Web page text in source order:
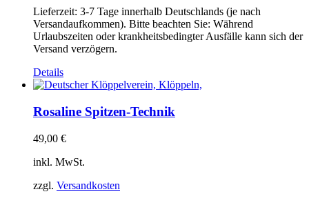
Lieferzeit: 3-7 Tage innerhalb Deutschlands (je nach
Versandaufkommen). Bitte beachten Sie: Während
Urlaubszeiten oder krankheitsbedingter Ausfälle kann sich der
Versand verzögern.
Details
Rosaline Spitzen-Technik
49,00 €
inkl. MwSt.
zzgl. Versandkosten